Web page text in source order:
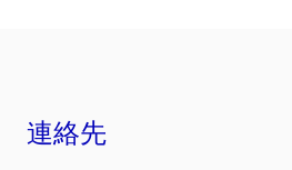
連絡先